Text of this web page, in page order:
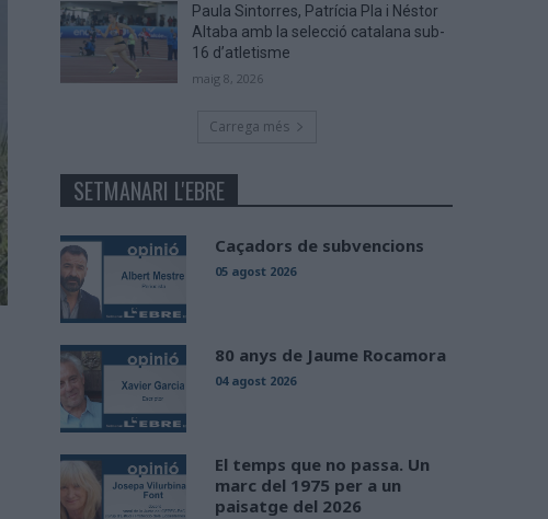
Paula Sintorres, Patrícia Pla i Néstor
Altaba amb la selecció catalana sub-
16 d’atletisme
maig 8, 2026
Carrega més
SETMANARI L'EBRE
Caçadors de subvencions
05 agost 2026
80 anys de Jaume Rocamora
04 agost 2026
El temps que no passa. Un
marc del 1975 per a un
paisatge del 2026